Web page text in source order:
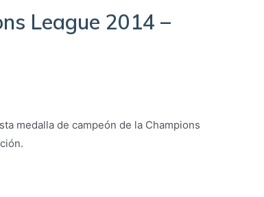
League 2014 –
medalla de campeón de la Champions